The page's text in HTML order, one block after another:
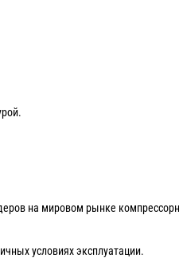
на мировом рынке
условиях эксплуатации.